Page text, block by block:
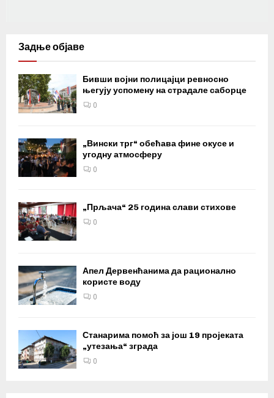
Задње објаве
Бивши војни полицајци ревносно
његују успомену на страдале саборце
0
„Вински трг“ обећава фине окусе и
угодну атмосферу
0
„Прљача“ 25 година слави стихове
0
Апел Дервенћанима да рационално
користе воду
0
Станарима помоћ за још 19 пројеката
„утезања“ зграда
0